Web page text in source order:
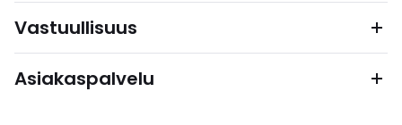
Vastuullisuus
Asiakaspalvelu